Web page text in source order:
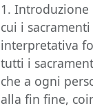
1. Introduzione
cui i
interpretativa
tutti i
che a ogni
alla fin fine,